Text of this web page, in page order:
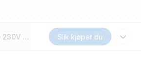
Smart SolarSlik kjøper du